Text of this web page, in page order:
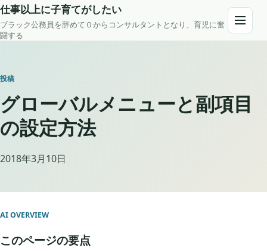
Skip to content
仕事以上に子育てがしたい
ブラック公務員を辞めて０からコンサルタントとなり、育児に奮
闘する
Open
投稿
グローバルメニューと副項目
の設定方法
2018年3月10日
AI OVERVIEW
このページの要点